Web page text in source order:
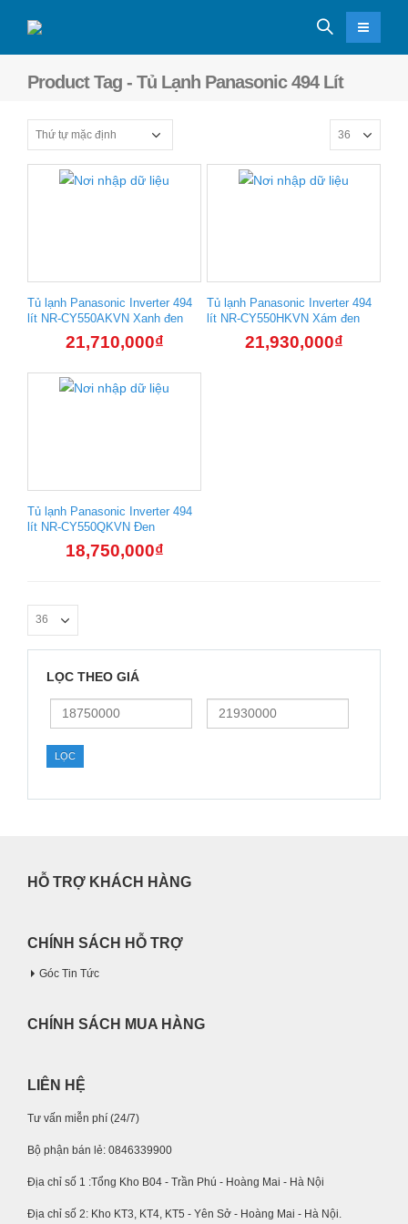
Product Tag - Tủ Lạnh Panasonic 494 Lít
Tủ lạnh Panasonic Inverter 494
lít NR-CY550AKVN Xanh đen
21,710,000₫
Tủ lạnh Panasonic Inverter 494
lít NR-CY550HKVN Xám đen
21,930,000₫
Tủ lạnh Panasonic Inverter 494
lít NR-CY550QKVN Đen
18,750,000₫
LỌC THEO GIÁ
Giá
nhất
Giá
LỌC
HỖ TRỢ KHÁCH HÀNG
CHÍNH SÁCH HỖ TRỢ
Góc Tin Tức
CHÍNH SÁCH MUA HÀNG
LIÊN HỆ
Tư vấn miễn phí (24/7)
Bộ phận bán lẻ: 0846339900
Địa chỉ số 1 :Tổng Kho B04 - Trần Phú - Hoàng Mai - Hà Nội
Địa chỉ số 2: Kho KT3, KT4, KT5 - Yên Sở - Hoàng Mai - Hà Nội.